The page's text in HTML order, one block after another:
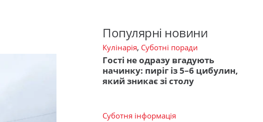
Популярні новини
Кулінарія, Суботні поради
Гості не одразу вгадують
начинку: пиріг із 5–6 цибулин,
який зникає зі столу
Суботня інформація